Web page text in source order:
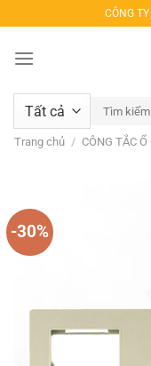
qua
nội
CÔNG
Tìm
kiếm:
Trang chủ / CÔNG TẮC Ổ
-30%